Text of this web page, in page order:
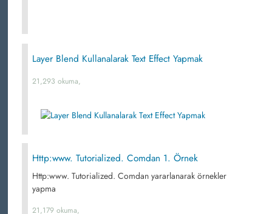
Layer Blend Kullanalarak Text Effect Yapmak
21,293 okuma,
Http:www. Tutorialized. Comdan 1. Örnek
Http:www. Tutorialized. Comdan yararlanarak örnekler
yapma
21,179 okuma,